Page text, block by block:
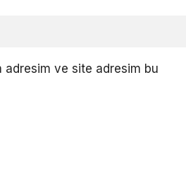
adresim ve site adresim bu